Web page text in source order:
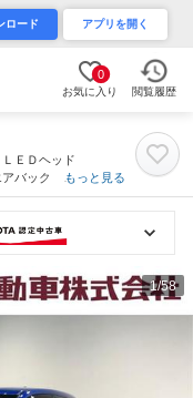
ロード アプリを開く
0
お気に入り 閲覧履歴
ＥＤヘッド
アバック 衝
プレイヤー
もっと見る
1/58